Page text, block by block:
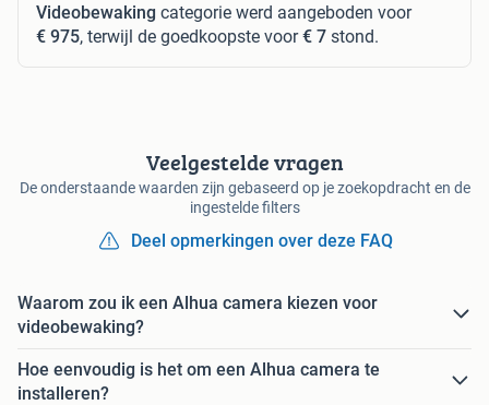
Videobewaking categorie werd aangeboden voor
€ 975, terwijl de goedkoopste voor€ 7 stond.
Veelgestelde vragen
De onderstaande waarden zijn gebaseerd op je zoekopdracht en de
ingestelde filters
Deel opmerkingen over deze FAQ
Waarom zou ik een Alhua camera kiezen voor
videobewaking?
Hoe eenvoudig is het om een Alhua camera te
installeren?